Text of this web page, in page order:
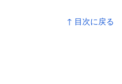
↑ 目次に戻る